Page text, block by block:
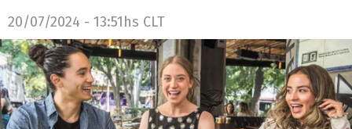
20/07/2024 - 13:51hs CLT